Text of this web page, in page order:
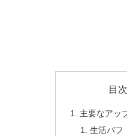
目次
主要なアッ
生活バフ